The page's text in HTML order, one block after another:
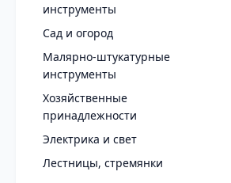
инструменты
Сад и огород
Малярно-штукатурные
инструменты
Хозяйственные
принадлежности
Электрика и свет
Лестницы, стремянки